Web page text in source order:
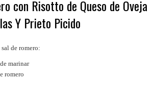
con Risotto de Queso de Oveja
Y Prieto Picido
de romero:
marinar
romero